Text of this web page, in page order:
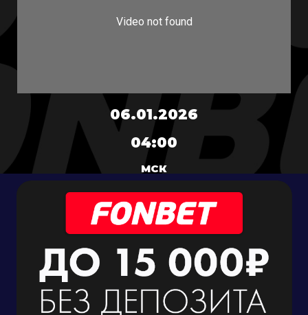
06.01.2026
04:00
МСК